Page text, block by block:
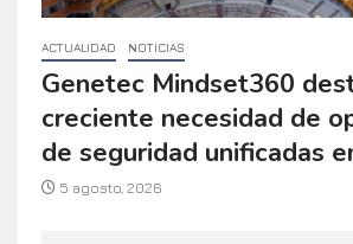
ACTUALIDAD NOTICIAS
Genetec Mindset360
creciente necesidad de
de seguridad unificadas
5 agosto, 2026